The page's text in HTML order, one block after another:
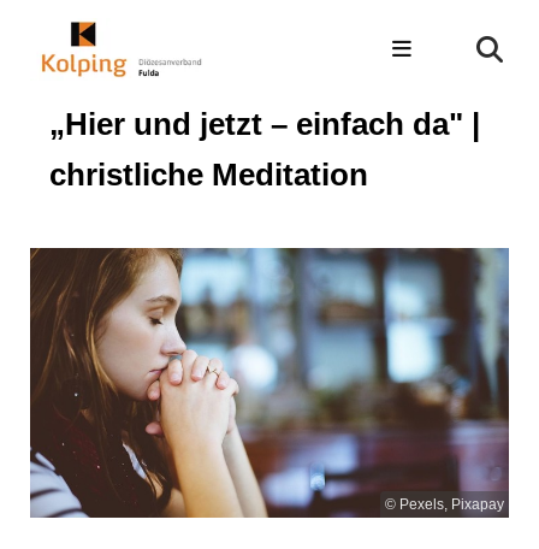
„Hier und jetzt – einfach da" |
christliche Meditation
© Pexels, Pixapay